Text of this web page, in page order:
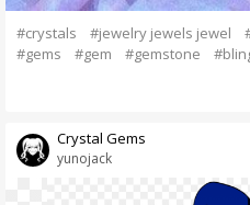
#crystals #jewelry jewels jewel
#gems
#gem #gemstone
yunojack
Crystal Gems